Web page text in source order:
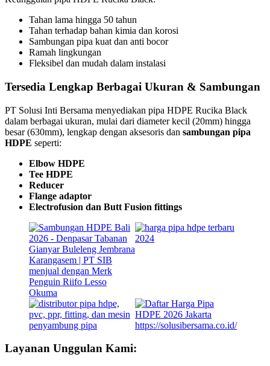
Tahan lama hingga 50 tahun
Tahan terhadap bahan kimia dan korosi
Sambungan pipa kuat dan anti bocor
Ramah lingkungan
Fleksibel dan mudah dalam instalasi
Tersedia Lengkap Berbagai Ukuran & Sambungan
PT Solusi Inti Bersama menyediakan pipa HDPE Rucika Black
dalam berbagai ukuran, mulai dari diameter kecil (20mm) hingga
besar (630mm), lengkap dengan aksesoris dan sambungan pipa
HDPE seperti:
Elbow HDPE
Tee HDPE
Reducer
Flange adaptor
Electrofusion dan Butt Fusion fittings
Layanan Unggulan Kami: